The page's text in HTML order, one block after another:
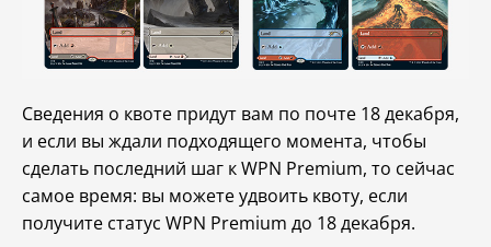
Сведения о квоте придут вам по почте 18 декабря,
и если вы ждали подходящего момента, чтобы
сделать последний шаг к WPN Premium, то сейчас
самое время: вы можете удвоить квоту, если
получите статус WPN Premium до 18 декабря.